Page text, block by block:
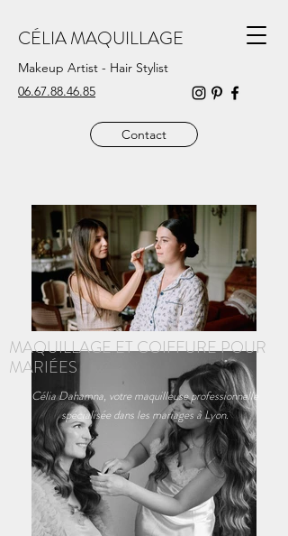
CÉLIA MAQUILLAGE
Makeup Artist - Hair Stylist
06.67.88.46.85
Contact
MAQUILLAGE ET COIFFURE POUR
MARIÉES
Célia Dahamna, votre maquilleuse professionnelle
spécialisée dans les mariages à Lyon.